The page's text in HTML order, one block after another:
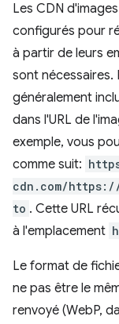
Les CDN
configurés pour
à partir de leurs
sont nécessaires.
généralement
dans l'URL de
exemple, vous
comme suit:
cdn.com/
to . Cette URL
à l'emplacement
Le format de
ne pas être le
renvoyé (WebP,